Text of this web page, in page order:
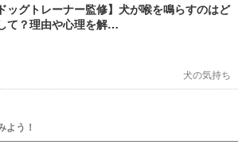
ッグトレーナー監修】犬が喉を鳴らすのはど
て？理由や心理を解…
犬の気持ち
よう！